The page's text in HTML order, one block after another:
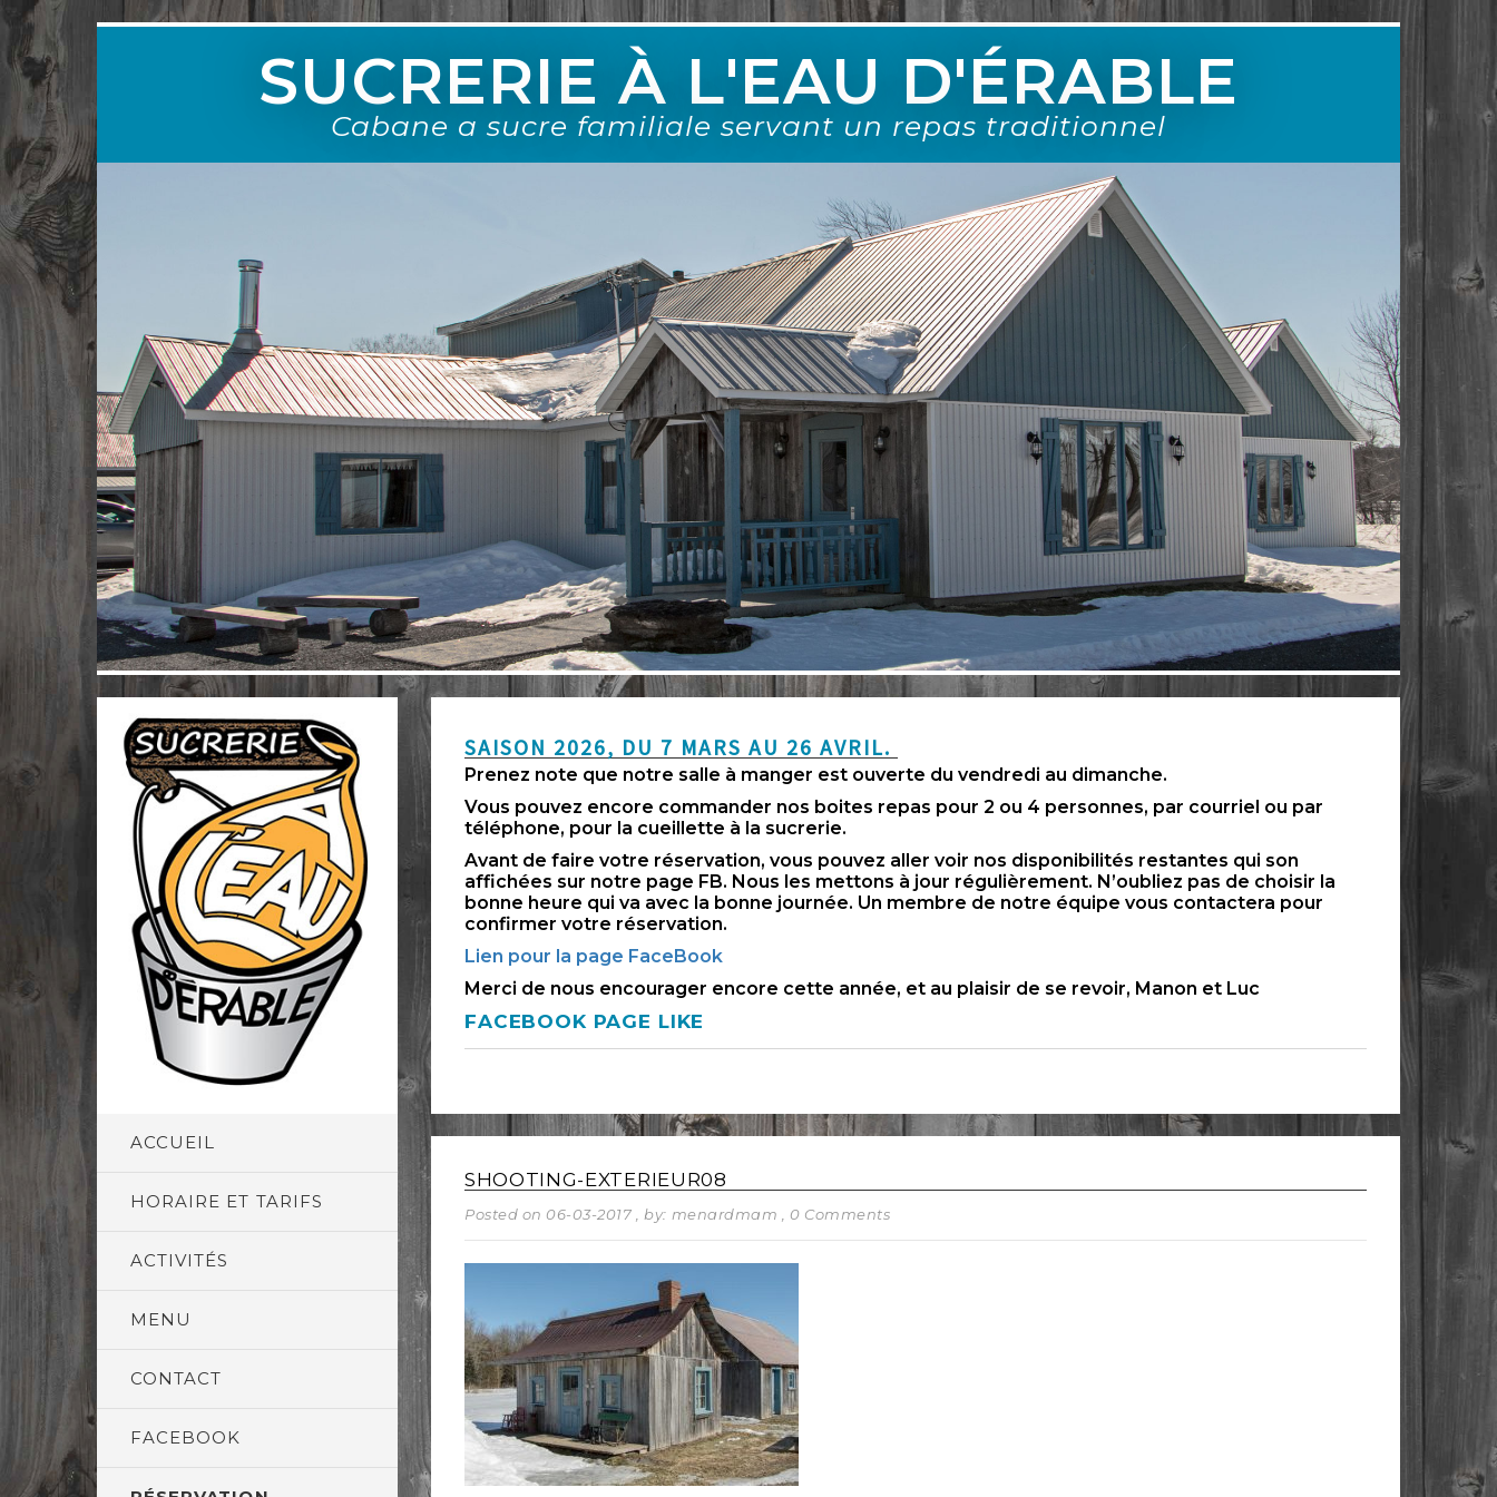
SUCRERIE À L'EAU D'ÉRABLE
Cabane a sucre familiale servant un repas traditionnel
ACCUEIL
HORAIRE ET TARIFS
ACTIVITÉS
MENU
CONTACT
FACEBOOK
SAISON 2026, DU 7 MARS AU 26 AVRIL.
Prenez note que notre salle à manger est ouverte du vendredi au dimanche.
Vous pouvez encore commander nos boites repas pour 2 ou 4 personnes, par courriel ou par
téléphone, pour la cueillette à la sucrerie.
Avant de faire votre réservation, vous pouvez aller voir nos disponibilités restantes qui son
affichées sur notre page FB. Nous les mettons à jour régulièrement. N’oubliez pas de choisir la
bonne heure qui va avec la bonne journée. Un membre de notre équipe vous contactera pour
confirmer votre réservation.
Lien pour la page FaceBook
Merci de nous encourager encore cette année, et au plaisir de se revoir, Manon et Luc
FACEBOOK PAGE LIKE
SHOOTING-EXTERIEUR08
Posted on 06-03-2017 , by: menardmam , 0 Comments